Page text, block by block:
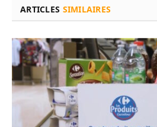
ARTICLES SIMILAIRES